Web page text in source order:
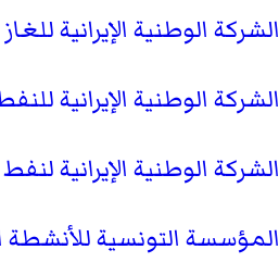
الشركة الوطنية الإيرانية للغاز
الشركة الوطنية الإيرانية
الشركة الوطنية الإيرانية
المؤسسة التونسية للأنشطة